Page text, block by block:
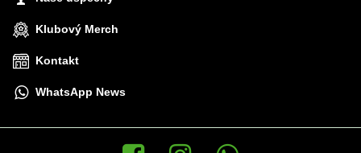
Klubový Merch
Kontakt
WhatsApp News